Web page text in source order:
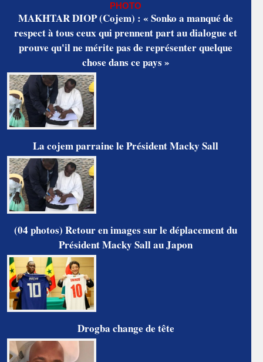
PHOTO
MAKHTAR DIOP (Cojem) : « Sonko a manqué de
respect à tous ceux qui prennent part au dialogue et
prouve qu'il ne mérite pas de représenter quelque
chose dans ce pays »
La cojem parraine le Président Macky Sall
(04 photos) Retour en images sur le déplacement du
Président Macky Sall au Japon
Drogba change de tête